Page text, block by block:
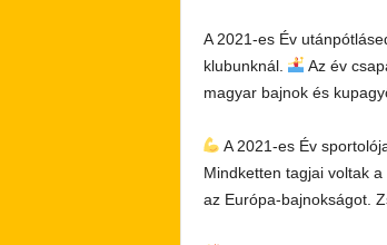
A 2021-es Év
klubunknál.
Az év
magyar bajnok és
A 2021-es Év
Mindketten tagjai voltak
az Európa-bajnokságot.